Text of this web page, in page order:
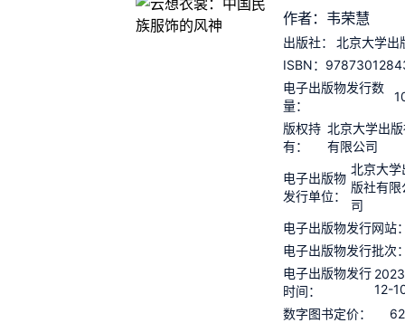
作者：韦荣慧
出版社：
北京大学出
ISBN：
电子出版物发行数
量：
版权持
有：
北京大学出
有限公司
电子出版物
发行单位：
北京大学
版社有限
司
电子出版物发行网站
电子出版物发行批次
电子出版物发行
时间：
12-
数字图书定价：